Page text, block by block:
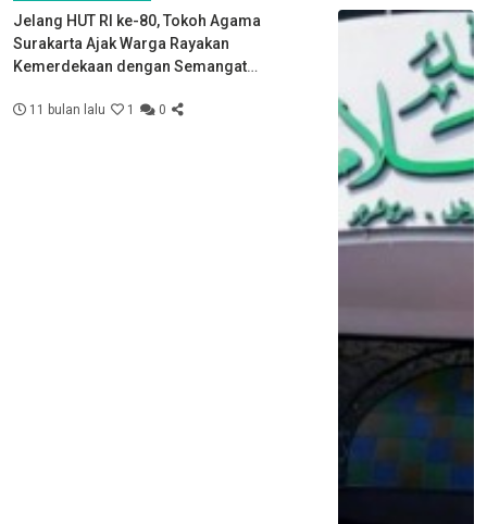
Jelang HUT RI ke-80, Tokoh Agama
Surakarta Ajak Warga Rayakan
Kemerdekaan dengan Semangat
11 bulan lalu 1 0